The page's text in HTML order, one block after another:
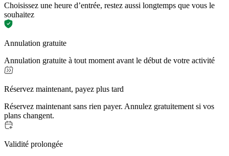
Choisissez une heure d’entrée, restez aussi longtemps que vous le
souhaitez
Annulation gratuite
Annulation gratuite à tout moment avant le début de votre activité
Réservez maintenant, payez plus tard
Réservez maintenant sans rien payer. Annulez gratuitement si vos
plans changent.
Validité prolongée